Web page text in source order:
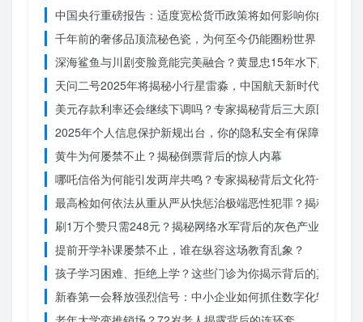
中国央行重磅报告：适度宽松货币政策将如何影响你的消费？
千年前的奢侈品顶流秘色瓷，为何至今仍能圈粉世界？揭秘
深海鲨鱼与川剧变脸竟能完美融合？黄显忠15年水下默剧惊
天问二号2025年将揭秘小行星雷淼，中国航天新时代即将开
美元存款利率还会继续下调吗？专家揭秘背后三大原因
2025年个人信息保护新规出台，你的隐私安全有保障了吗？
黄牛为何屡禁不止？揭秘倒票背后的惊人内幕
哪吒信俗为何能引发两岸共鸣？专家揭秘背后文化符号的力量
最高检如何依法从重从严从快惩治极端恶性犯罪？揭秘重大
刷1万个赞只需248元？揭秘网络水军背后的灰色产业链
提前开学补课屡禁不止，谁在纵容这场教育乱象？
孩子学习困难、拒绝上学？这些门诊为你揭示背后的真相
新春第一会释放强烈信号：中小企业如何抓住数字化转型的